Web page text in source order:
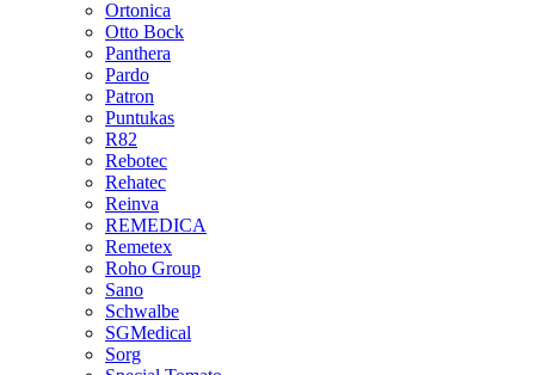
Ortonica
Otto Bock
Panthera
Pardo
Patron
Puntukas
R82
Rebotec
Rehatec
Reinva
REMEDICA
Remetex
Roho Group
Sano
Schwalbe
SGMedical
Sorg